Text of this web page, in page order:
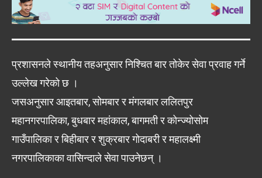
प्रशासनले स्थानीय तहअनुसार निश्चित बार तोकेर सेवा प्रवाह गर्ने
उल्लेख गरेको छ ।
जसअनुसार आइतबार, सोमबार र मंगलबार ललितपुर
महानगरपालिका, बुधबार महांकाल, बागमती र कोन्ज्योसोम
गाउँपालिका र बिहीबार र शुक्रबार गोदाबरी र महालक्ष्मी
नगरपालिकाका वासिन्दाले सेवा पाउनेछन् ।